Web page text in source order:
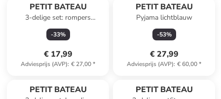
PETIT BATEAU
3-delige set: rompers
lichtroze/beige/wit
-33%
€ 17,99
Adviesprijs (AVP): € 27,00*
PETIT BATEAU
Pyjama lichtblauw
-53%
€ 27,99
Adviesprijs (AVP): € 60,00*
PETIT BATEAU PETIT BATEAU